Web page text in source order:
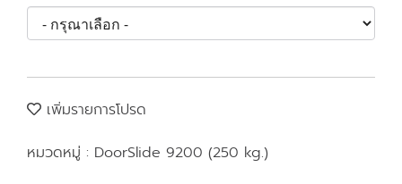
เพิ่มรายการโปรด
หมวดหมู่ : DoorSlide 9200 (250 kg.)